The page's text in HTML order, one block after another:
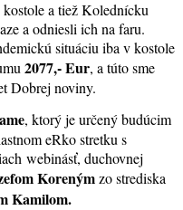
a tiež Kolednícku
a odniesli ich na faru.
situáciu iba v kostole
2077,- Eur, a túto sme
Dobrej noviny.
, ktorý je určený budúcim
eRko stretku s
webinásť, duchovnej
Korenýmzo strediska
Kamilom.